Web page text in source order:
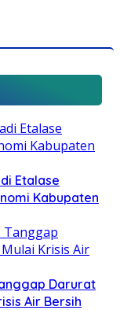
Etalase
Kabupaten
Darurat
Air Bersih